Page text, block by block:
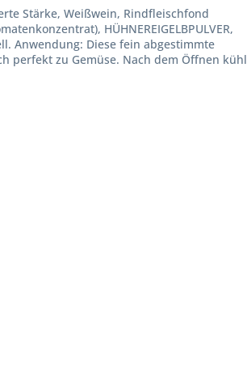
Stärke, Weißwein, Rindfleischfond
HÜHNEREIGELBPULVER,
Anwendung: Diese fein abgestimmte
perfekt zu Gemüse. Nach dem Öffnen kühl